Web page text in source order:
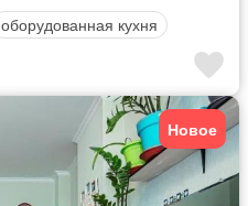
оборудованная кухня
Новое